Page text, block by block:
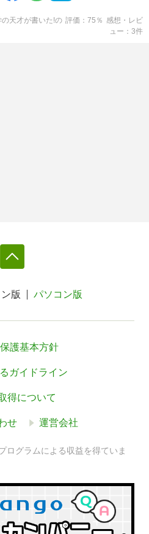
天才が書いた!の 評価 75 ％ 感想・レビ
ュー
3件
版 パソコン版
護基本方針
ガイドライン
得について
せ 運営会社
ログラムによる収益を得ていま